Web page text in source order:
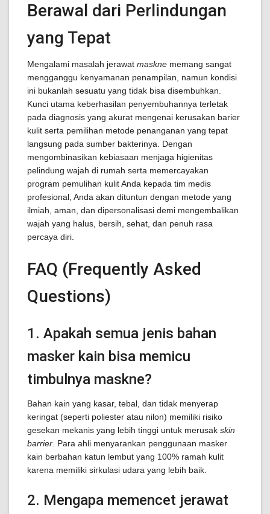
Berawal dari Perlindungan
yang Tepat
Mengalami masalah jerawat maskne memang sangat
mengganggu kenyamanan penampilan, namun kondisi
ini bukanlah sesuatu yang tidak bisa disembuhkan.
Kunci utama keberhasilan penyembuhannya terletak
pada diagnosis yang akurat mengenai kerusakan barier
kulit serta pemilihan metode penanganan yang tepat
langsung pada sumber bakterinya. Dengan
mengombinasikan kebiasaan menjaga higienitas
pelindung wajah di rumah serta memercayakan
program pemulihan kulit Anda kepada tim medis
profesional, Anda akan dituntun dengan metode yang
ilmiah, aman, dan dipersonalisasi demi mengembalikan
wajah yang halus, bersih, sehat, dan penuh rasa
percaya diri.
FAQ (Frequently Asked
Questions)
1. Apakah semua jenis bahan
masker kain bisa memicu
timbulnya maskne?
Bahan kain yang kasar, tebal, dan tidak menyerap
keringat (seperti poliester atau nilon) memiliki risiko
gesekan mekanis yang lebih tinggi untuk merusak skin
barrier . Para ahli menyarankan penggunaan masker
kain berbahan katun lembut yang 100% ramah kulit
karena memiliki sirkulasi udara yang lebih baik.
2. Mengapa memencet jerawat